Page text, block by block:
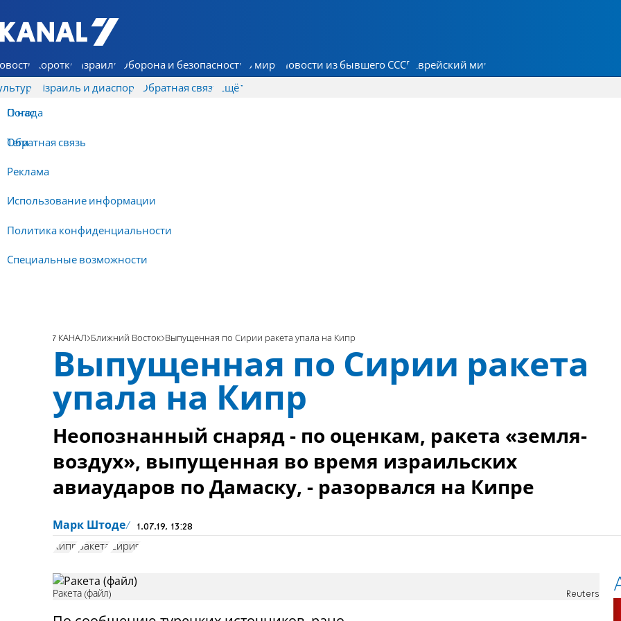
7 КАНАЛ - Аруц Шева
Коротко Израиль Оборона и безопасность В мире Новости из бывшего СССР Еврейский мир
Израиль и диаспора Обратная связь
О нас
Обратная связь
Реклама
Использование информации
Политика конфиденциальности
Специальные возможности
Ещё
Погода
Теги
7 КАНАЛ Ближний Восток Выпущенная по Сирии ракета упала на Кипр
Выпущенная по Сирии ракета
упала на Кипр
Неопознанный снаряд - по оценкам, ракета «земля-
воздух», выпущенная во время израильских
авиаударов по Дамаску, - разорвался на Кипре
Марк Штоде 1.07.19, 13:28
Кипр ракета Сирия
Ракета (файл) Reuters